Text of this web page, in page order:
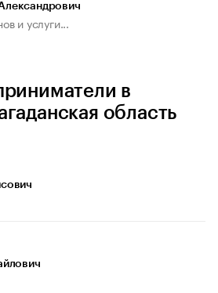
и услуги...
в
область